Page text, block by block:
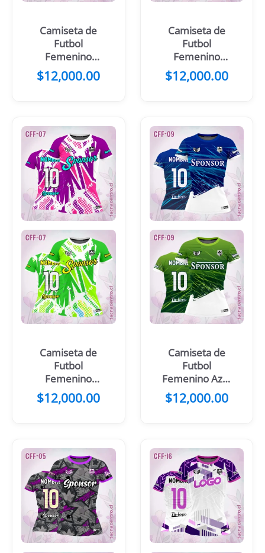
Camiseta de
Futbol
Femenino
Verde Cuadros
$12,000.00
Camiseta de
Futbol
Femenino
Celeste Azul
Puntos
$12,000.00
Camiseta de
Futbol
Femenino
Morado Blanco
$12,000.00
Camiseta de
Futbol
Femenino Azul
Blanco
$12,000.00